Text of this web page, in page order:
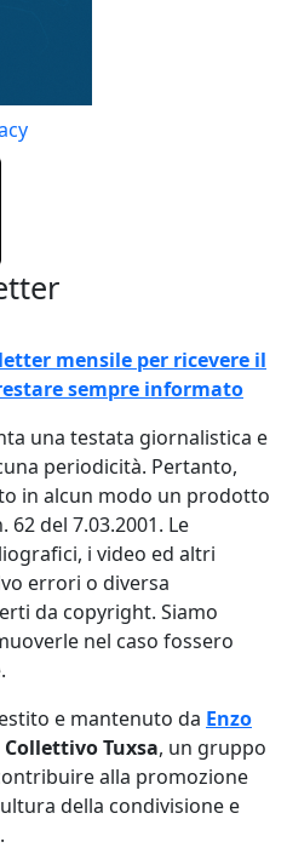
mensile per ricevere il
sempre informato
una testata giornalistica e
periodicità. Pertanto,
in alcun modo un prodotto
62 del 7.03.2001. Le
i video ed altri
errori o diversa
da copyright. Siamo
nel caso fossero
e mantenuto da Enzo
Collettivo Tuxsa, un gruppo
alla promozione
della condivisione e